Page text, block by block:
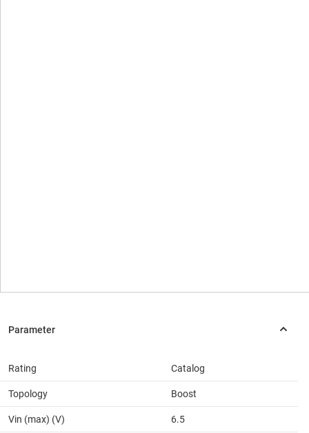
Rating Catalog
Topology Boost
Vin (max) (V) 6.5